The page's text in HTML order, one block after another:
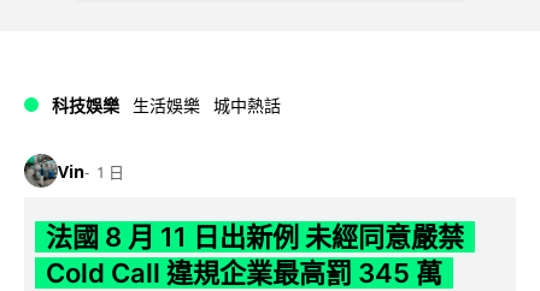
科技娛樂 生活娛樂 城中熱話
Vin 1 日
法國 8 月 11 日出新例 未經同意嚴禁
Cold Call 違規企業最高罰 345 萬